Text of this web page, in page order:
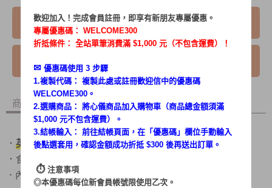
我要購買
商品內容 商品討論
． 英國STRIX溫控器，安全再升級
． 食用級
．內膽底部無縫設計，不藏污垢
歡迎加入！完成會員註冊，即享有新朋友專屬優惠。
專屬優惠碼： WELCOME300
折抵條件： 全站單筆消費滿 $1,000 元（不包含運費）！
✉︎ 優惠碼使用 3 步驟
1.複製代碼： 複製此處或註冊歡迎信中的優惠碼
WELCOME300。
2.選購商品： 將心儀商品加入購物車（商品總金額須滿
$1,000 元不包含運費）。
3.結帳輸入： 前往結帳頁面，在「 優惠碼 」欄位手動輸入
後點選套用，確認金額成功折抵 $300 後再送出訂單。
⏱︎ 注意事項
◎本優惠碼每位新會員帳號限使用乙次。